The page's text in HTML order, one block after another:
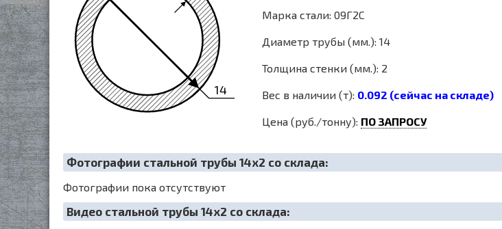
14
Марка стали: 09Г2С
Диаметр трубы (мм.): 14
Толщина стенки (мм.): 2
Вес в наличии (т): 0.092 (сейчас на складе)
Цена (руб./тонну): ПО ЗАПРОСУ
Фотографии стальной трубы 14х2 со склада:
Фотографии пока отсутствуют
Видео стальной трубы 14х2 со склада: